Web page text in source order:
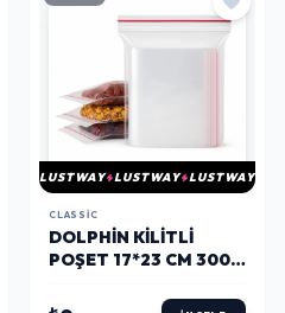
LUSTWAY LUSTWAY LUSTWAY
CLASSIC
DOLPHIN KILITLI
POŞET 17*23 CM 300